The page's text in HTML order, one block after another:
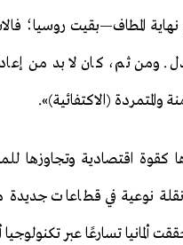
المطاف—بقيت روسيا؛
ومن ثم، كان لا بد من
والمتمردة (الاكتفائية)».
كقوة اقتصادية وتجاوزها
نقلة نوعية في قطاعات
ألمانيا تسارعًا عبر تكنولوجيا